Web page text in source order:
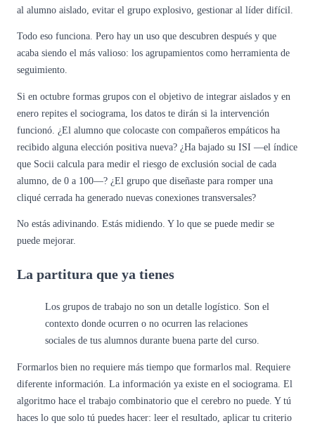
al alumno aislado, evitar el grupo explosivo, gestionar al líder difícil.
Todo eso funciona. Pero hay un uso que descubren después y que
acaba siendo el más valioso: los agrupamientos como herramienta de
seguimiento.
Si en octubre formas grupos con el objetivo de integrar aislados y en
enero repites el sociograma, los datos te dirán si la intervención
funcionó. ¿El alumno que colocaste con compañeros empáticos ha
recibido alguna elección positiva nueva? ¿Ha bajado su ISI —el índice
que Socii calcula para medir el riesgo de exclusión social de cada
alumno, de 0 a 100—? ¿El grupo que diseñaste para romper una
cliqué cerrada ha generado nuevas conexiones transversales?
No estás adivinando. Estás midiendo. Y lo que se puede medir se
puede mejorar.
La partitura que ya tienes
Los grupos de trabajo no son un detalle logístico. Son el
contexto donde ocurren o no ocurren las relaciones
sociales de tus alumnos durante buena parte del curso.
Formarlos bien no requiere más tiempo que formarlos mal. Requiere
diferente información. La información ya existe en el sociograma. El
algoritmo hace el trabajo combinatorio que el cerebro no puede. Y tú
haces lo que solo tú puedes hacer: leer el resultado, aplicar tu criterio